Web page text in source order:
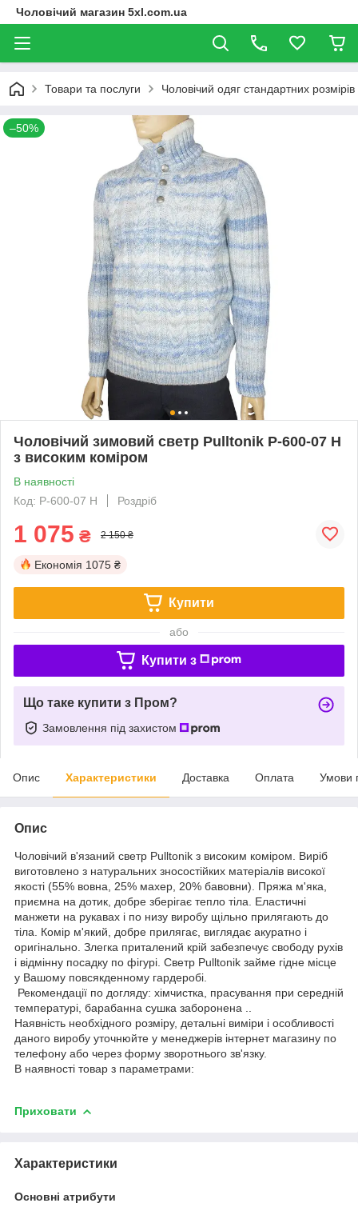
Чоловічий магазин 5xl.com.ua
Товари та послуги Чоловічий одяг стандартних розмірів
–50%
Чоловічий зимовий светр Pulltonik Р-600-07 Н
з високим коміром
В наявності
Код: Р-600-07 Н
Роздріб
1 075 ₴ 2 150 ₴
Економія 1075 ₴
Купити
або
Купити з
Що таке купити з Пром?
Замовлення під захистом
Опис Характеристики Доставка Оплата Умови
Опис
Чоловічий в'язаний светр Pulltonik з високим коміром. Виріб
виготовлено з натуральних зносостійких матеріалів високої
якості (55% вовна, 25% махер, 20% бавовни). Пряжа м'яка,
приємна на дотик, добре зберігає тепло тіла. Еластичні
манжети на рукавах і по низу виробу щільно прилягають до
тіла. Комір м'який, добре прилягає, виглядає акуратно і
оригінально. Злегка приталений крій забезпечує свободу рухів
і відмінну посадку по фігурі. Светр Pulltonik займе гідне місце
у Вашому повсякденному гардеробі.
Рекомендації по догляду: хімчистка, прасування при середній
температурі, барабанна сушка заборонена ..
Наявність необхідного розміру, детальні виміри і особливості
даного виробу уточнюйте у менеджерів інтернет магазину по
телефону або через форму зворотнього зв'язку.
В наявності товар з параметрами:
Приховати
Характеристики
Основні атрибути